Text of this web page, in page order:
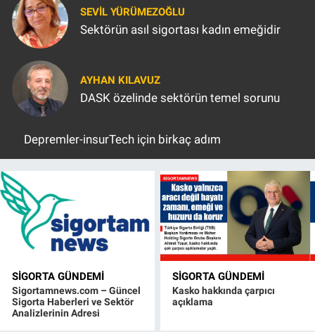
SEVIL YÜRÜMEZOĞLU
Sektörün asıl sigortası kadın emeğidir
AYHAN KILAVUZ
DASK özelinde sektörün temel sorunu
Depremler-insurTech için birkaç adım
SIGORTA GÜNDEMI
Sigortamnews.com – Güncel
Sigorta Haberleri ve Sektör
Analizlerinin Adresi
SIGORTA GÜNDEMI
Kasko hakkında çarpıcı
açıklama